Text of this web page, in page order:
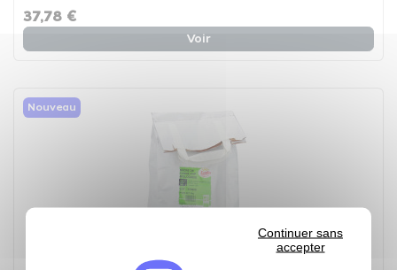
Continuer sans
accepter
37,78 €
Voir
Nouveau